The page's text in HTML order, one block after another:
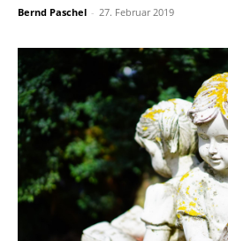
Bernd Paschel - 27. Februar 2019